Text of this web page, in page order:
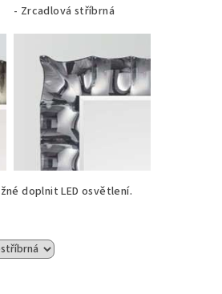
- Zrcadlová stříbrná
doplnit LED osvětlení.